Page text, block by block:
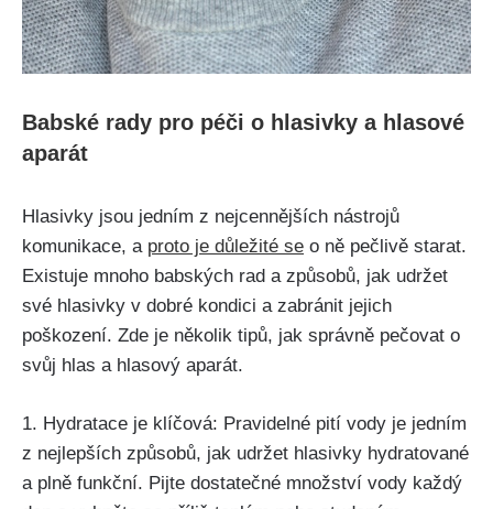
Babské rady pro péči ⁤o⁤ hlasivky a hlasové
aparát
Hlasivky‌ jsou jedním z nejcennějších nástrojů
komunikace,‌ a proto je důležité‌ se ⁤o ‌ně pečlivě starat.
Existuje mnoho babských ⁢rad a​ způsobů, jak udržet
své hlasivky v ⁢dobré kondici a zabránit jejich⁢
poškození. Zde je‍ několik tipů, jak správně pečovat ⁢o
svůj hlas a ​hlasový ⁢aparát.
1. Hydratace je‍ klíčová: Pravidelné pití vody ‍je jedním
z nejlepších způsobů, jak udržet hlasivky ‍hydratované
a plně funkční. Pijte dostatečné množství vody⁣ každý